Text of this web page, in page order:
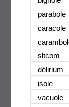
parabole
caracole
sitcom
délirium
isole
vacuole